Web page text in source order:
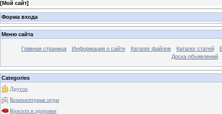
[Мой сайт]
Форма входа
Меню сайта
Главная страница Информация о сайте Каталог файлов Каталог статей
Доска объявлений
Categories
Другое
Компьютерные игры
Красота и здоровье